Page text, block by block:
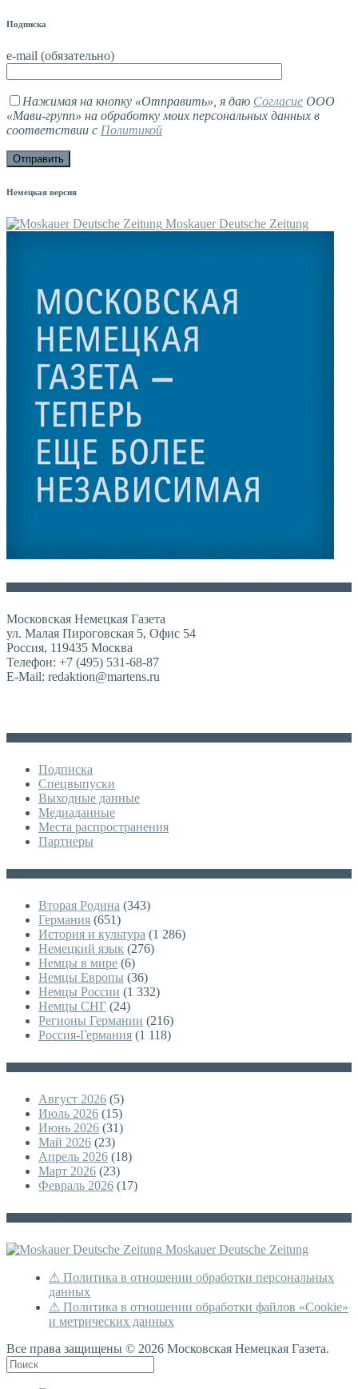
Подписка
e-mail (обязательно)
Нажимая на кнопку «Отправить», я даю Согласие ООО
«Мави-групп» на обработку моих персональных данных в
соответствии с Политикой
Немецкая версия
Moskauer Deutsche Zeitung
Московская Немецкая Газета
ул. Малая Пироговская 5, Офис 54
Россия, 119435 Москва
Телефон: +7 (495) 531-68-87
E-Mail: redaktion@martens.ru
Подписка
Спецвыпуски
Выходные данные
Медиаданные
Места распространения
Партнеры
Вторая Родина (343)
Германия (651)
История и культура (1 286)
Немецкий язык (276)
Немцы в мире (6)
Немцы Европы (36)
Немцы России (1 332)
Немцы СНГ (24)
Регионы Германии (216)
Россия-Германия (1 118)
Август 2026 (5)
Июль 2026 (15)
Июнь 2026 (31)
Май 2026 (23)
Апрель 2026 (18)
Март 2026 (23)
Февраль 2026 (17)
Moskauer Deutsche Zeitung
⚠ Политика в отношении обработки персональных
данных
⚠ Политика в отношении обработки файлов «Cookie»
и метрических данных
Все права защищены © 2026 Московская Немецкая Газета.